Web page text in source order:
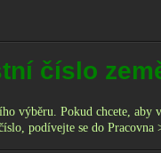
číslo
výběru. Pokud chcete, aby
podívejte se do Pracovna